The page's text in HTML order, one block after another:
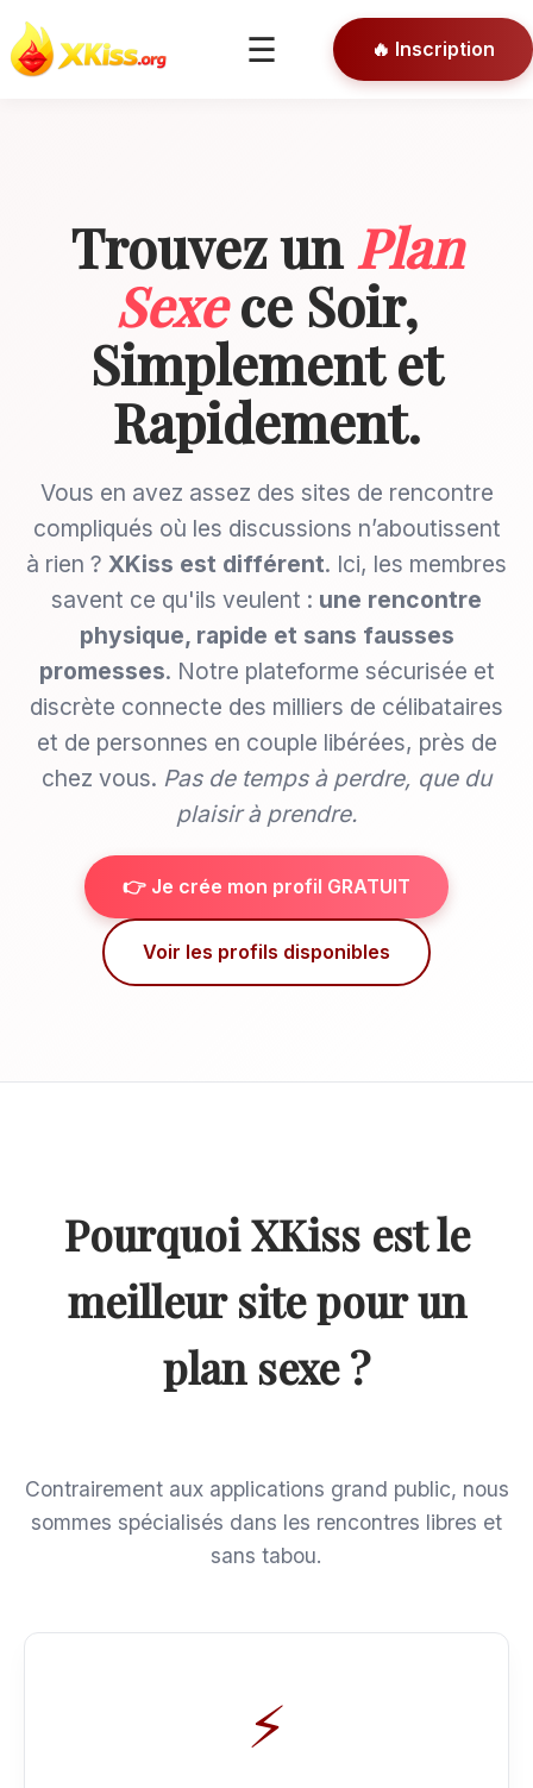
☰
🎯 Conseils
🔒 Connexion
🔥 Inscription
Trouvez unPlan
Sexece Soir,
Simplement et
Rapidement.
Vous en avez assez des sites de rencontre
compliqués où les discussions n’aboutissent
à rien ? XKiss est différent. Ici, les membres
savent ce qu'ils veulent : une rencontre
physique, rapide et sans fausses
promesses. Notre plateforme sécurisée et
discrète connecte des milliers de célibataires
et de personnes en couple libérées, près de
chez vous. Pas de temps à perdre, que du
plaisir à prendre.
👉 Je crée mon profil GRATUIT
Voir les profils disponibles
Pourquoi XKiss est le
meilleur site pour un
plan sexe ?
Contrairement aux applications grand public, nous
sommes spécialisés dans les rencontres libres et
sans tabou.
⚡